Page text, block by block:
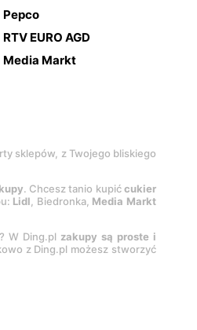
Pepco
RTV EURO AGD
Media Markt
sklepów, z Twojego bliskiego
. Chcesz tanio kupićcukier
Lidl, Biedronka, Media Markt
? W Ding.pl zakupy są proste i
z Ding.pl możesz stworzyć